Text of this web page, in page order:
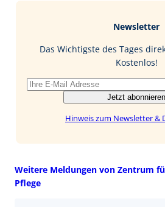
I
Newsletter
Das Wichtigste des Tages
Kostenlos!
Jetzt abonnieren
Hinweis zum Newsletter &
Weitere Meldungen von Zentrum
Pflege